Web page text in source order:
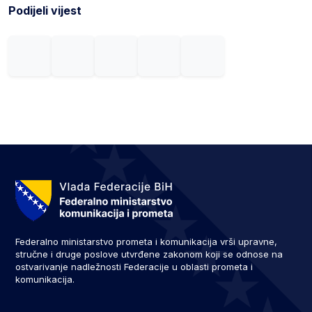
Podijeli vijest
Federalno ministarstvo prometa i komunikacija vrši upravne,
stručne i druge poslove utvrđene zakonom koji se odnose na
ostvarivanje nadležnosti Federacije u oblasti prometa i
komunikacija.